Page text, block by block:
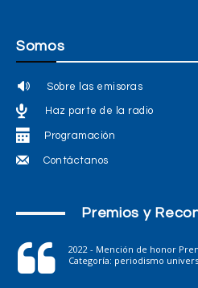
Somos
Sobre las emisoras
Haz parte de la radio
Programación
Contáctanos
Premios y
2022 - Mención de honor
Categoría: periodismo